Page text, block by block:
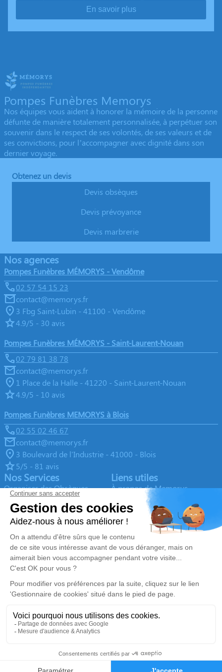
En savoir plus
Pompes Funèbres Memorys
Nos équipes vous aident à honorer la mémoire de la personne
défunte de manière totalement personnalisée, à perpétuer son
souvenir dans le respect de ses volontés, de ses valeurs et de
ses convictions, pour l’accompagner avec dignité dans son
dernier voyage.
Obtenez un devis
Devis obsèques
Devis prévoyance
Devis marbrerie
Nos agences
Pompes Funèbres MÉMORYS - Vendôme
02 57 54 15 23
contact@memorys.fr
3 Fbg Saint-Lubin - 41100 - Vendôme
4.9/5 - 30 avis
Pompes Funèbres MÉMORYS - Saint-Laurent-Nouan
02 79 81 38 78
contact@memorys.fr
1 Place de la Halle - 41220 - Saint-Laurent-Nouan
4.9/5 - 10 avis
Pompes Funèbres MEMORYS à Blois
02 55 02 46 67
contact@memorys.fr
3 Boulevard de l'Industrie - 41000 - Blois
5/5 - 81 avis
Nos Services
Organiser des Obsèques
Prévoir ses obsèques
Démarches Post Obsèques
Services aux familles
Monuments funéraires
Liens utiles
À propos de Memorys
Demande de rendez-vous en
agence
Avis de décès dans le Loir-et-
Cher (41)
Espace famille
Nos réseaux sociaux
Politique de traitement des données personnelles
Politique d’utilisation des cookies
Zone d'intervention